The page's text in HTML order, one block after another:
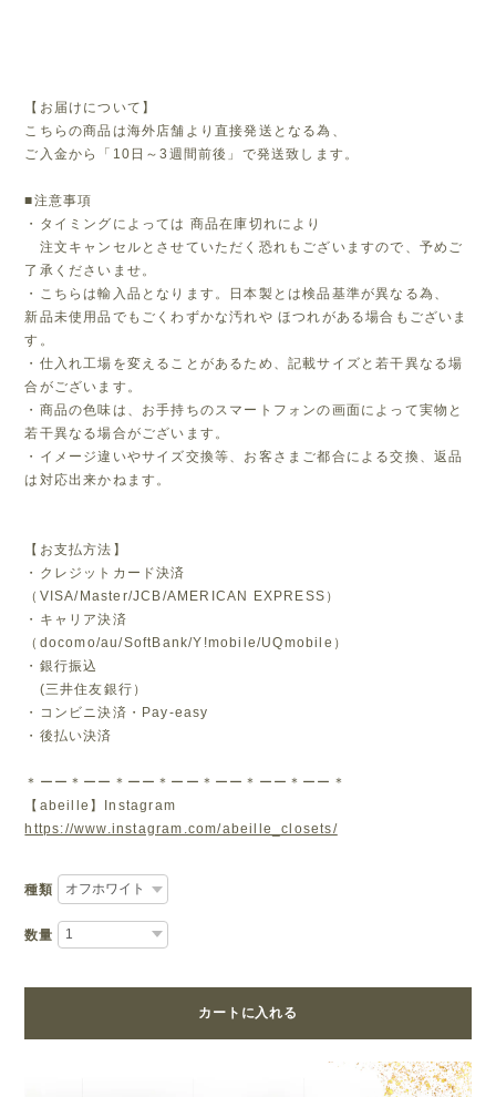
【お届けについて】
こちらの商品は海外店舗より直接発送となる為、
ご入金から「10日～3週間前後」で発送致します。
■注意事項
・タイミングによっては 商品在庫切れにより
注文キャンセルとさせていただく恐れもございますので、予めご
了承くださいませ。
・こちらは輸入品となります。日本製とは検品基準が異なる為、
新品未使用品でもごくわずかな汚れや ほつれがある場合もございま
す。
・仕入れ工場を変えることがあるため、記載サイズと若干異なる場
合がございます。
・商品の色味は、お手持ちのスマートフォンの画面によって実物と
若干異なる場合がございます。
・イメージ違いやサイズ交換等、お客さまご都合による交換、返品
は対応出来かねます。
【お支払方法】
・クレジットカード決済
（VISA/Master/JCB/AMERICAN EXPRESS）
・キャリア決済
（docomo/au/SoftBank/Y!mobile/UQmobile）
・銀行振込
(三井住友銀行）
・コンビニ決済・Pay-easy
・後払い決済
＊ーー＊ーー＊ーー＊ーー＊ーー＊ーー＊ーー＊
【abeille】Instagram
https://www.instagram.com/abeille_closets/
種類
数量
カートに入れる